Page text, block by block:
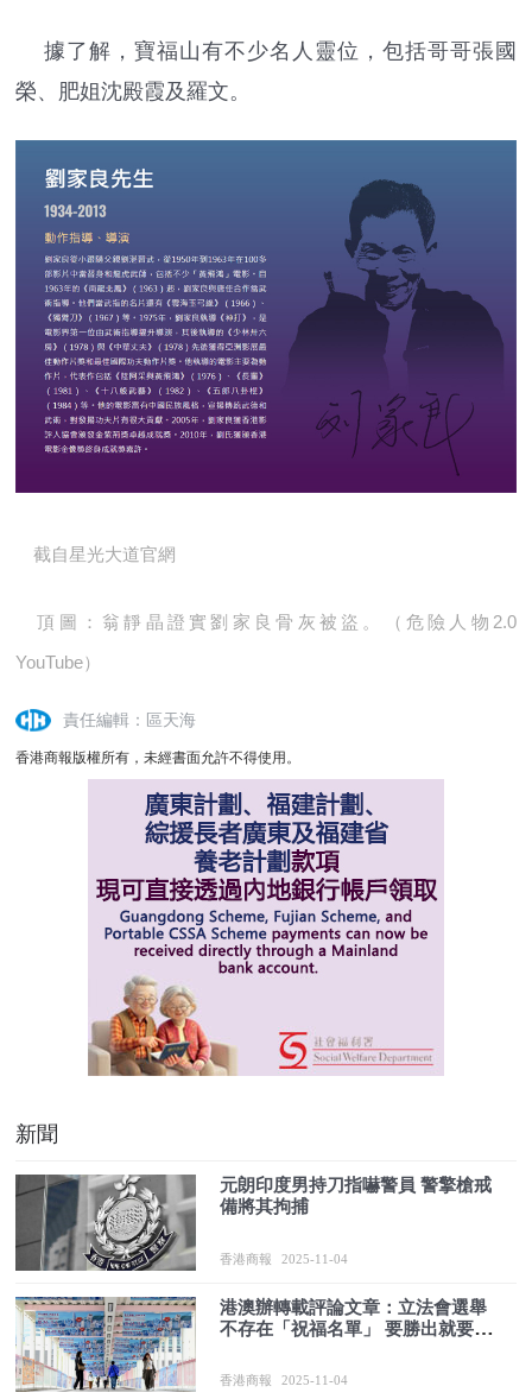
據了解，寶福山有不少名人靈位，包括哥哥張國
榮、肥姐沈殿霞及羅文。
截自星光大道官網
頂圖：翁靜晶證實劉家良骨灰被盜。（危險人物2.0
YouTube）
責任編輯：區天海
香港商報版權所有，未經書面允許不得使用。
新聞
元朗印度男持刀指嚇警員 警擎槍戒
備將其拘捕
香港商報 2025-11-04
港澳辦轉載評論文章：立法會選舉
不存在「祝福名單」 要勝出就要全
香港商報 2025-11-04